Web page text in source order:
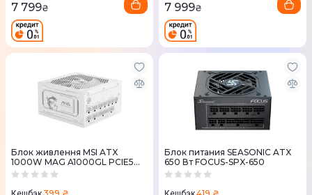
7 799₴ 7 999₴
Блок живлення MSI ATX
1000W MAG A1000GL PCIE5
WHITE
Блок питания SEASONIC ATX
650 Вт FOCUS-SPX-650